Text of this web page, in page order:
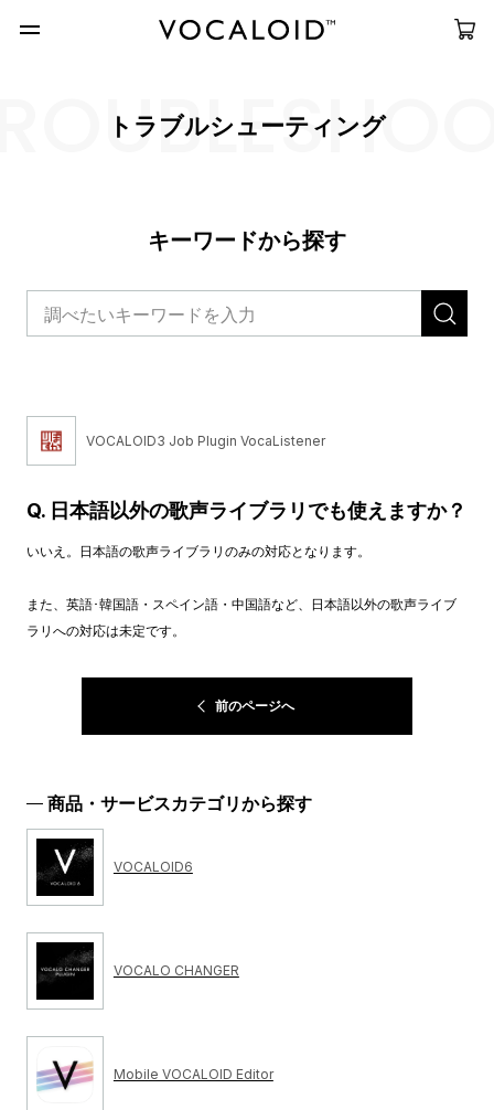
トラブルシューティング
キーワードから探す
VOCALOID3 Job Plugin VocaListener
Q. 日本語以外の歌声ライブラリでも使えますか？
いいえ。日本語の歌声ライブラリのみの対応となります。
また、英語･韓国語・スペイン語・中国語など、日本語以外の歌声ライブ
ラリへの対応は未定です。
前のページへ
商品・サービスカテゴリから探す
VOCALOID6
VOCALO CHANGER
Mobile VOCALOID Editor